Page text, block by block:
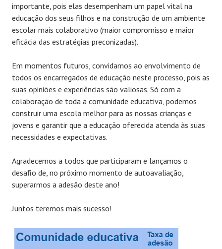
importante, pois elas desempenham um papel vital na
educação dos seus filhos e na construção de um ambiente
escolar mais colaborativo (maior compromisso e maior
eficácia das estratégias preconizadas).
Em momentos futuros, convidamos ao envolvimento de
todos os encarregados de educação neste processo, pois as
suas opiniões e experiências são valiosas. Só com a
colaboração de toda a comunidade educativa, podemos
construir uma escola melhor para as nossas crianças e
jovens e garantir que a educação oferecida atenda às suas
necessidades e expectativas.
Agradecemos a todos que participaram e lançamos o
desafio de, no próximo momento de autoavaliação,
superarmos a adesão deste ano!
Juntos teremos mais sucesso!